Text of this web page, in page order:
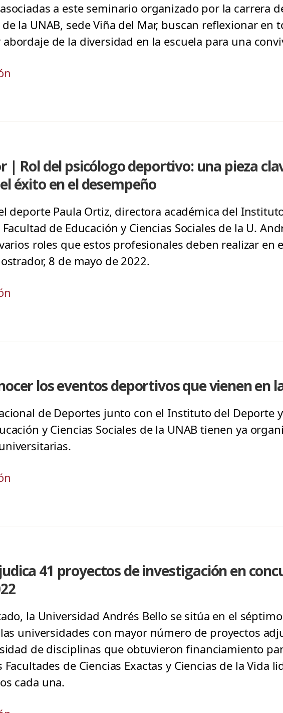
a este seminario organizado por la carrera
de la UNAB, sede Viña del Mar, buscan reflexionar en
de la diversidad en la escuela para una
| Rol del psicólogo deportivo: una pieza
éxito en el desempeño
deporte Paula Ortiz, directora académica del
de Educación y Ciencias Sociales de la U.
roles que estos profesionales deben realizar en
8 de mayo de 2022.
los eventos deportivos que vienen en
de Deportes junto con el Instituto del Deporte
y Ciencias Sociales de la UNAB tienen ya
41 proyectos de investigación en
la Universidad Andrés Bello se sitúa en el
universidades con mayor número de proyectos
de disciplinas que obtuvieron financiamiento
de Ciencias Exactas y Ciencias de la Vida
cada una.